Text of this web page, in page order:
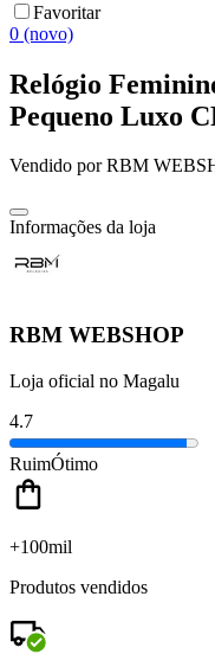
Favoritar
0 (novo)
Relógio
Pequeno Luxo
Vendido porRBM
Informações da loja
RBM WEBSHOP
Loja oficial no Magalu
4.7
RuimÓtimo
+100mil
Produtos vendidos